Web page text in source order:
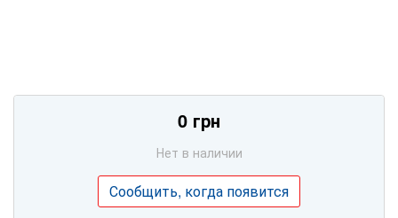
0 грн
Нет в наличии
Сообщить, когда появится